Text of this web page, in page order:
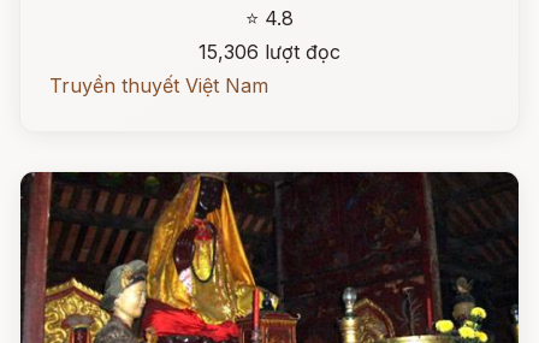
⭐ 4.8
15,306 lượt đọc
Truyền thuyết Việt Nam